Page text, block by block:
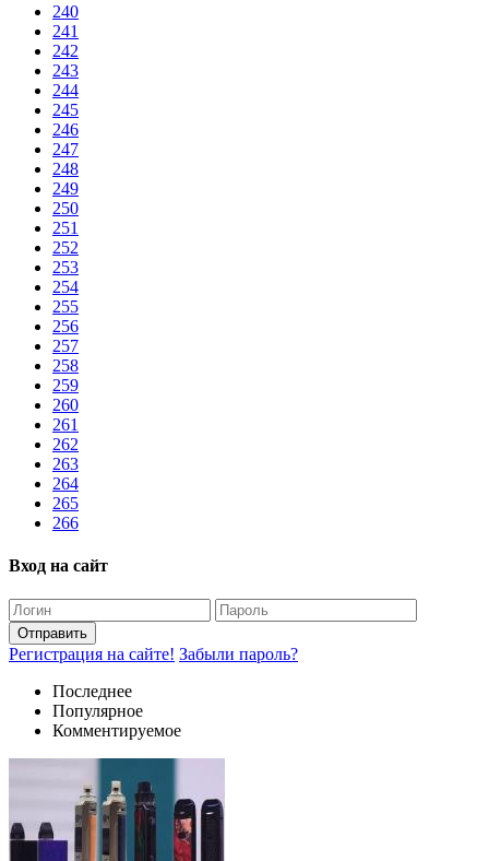
240
241
242
243
244
245
246
247
248
249
250
251
252
253
254
255
256
257
258
259
260
261
262
263
264
265
266
Вход на сайт
Отправить
Регистрация на сайте! Забыли пароль?
Последнее
Популярное
Комментируемое